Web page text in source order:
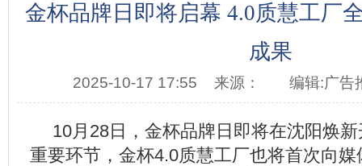
金杯品牌日即将启幕 4.0质慧工厂
成果
2025-10-17 17:55 来源： 编辑:广告
10月28日，金杯品牌日即将在沈阳焕
重要环节，金杯4.0质慧工厂也将首次向